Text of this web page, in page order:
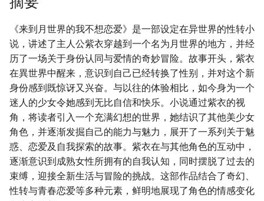
《来到月世界的我不想恋爱》是一部设定在异世界的性转小
说，讲述了主人公紫衣穿越到一个名为月世界的地方，并经
历了一场关于身份认同与爱情的奇妙冒险。故事开头，紫衣
在異世界中醒来，意识到自己已经转换了性别，并对这个新
身份感到既惊讶又兴奋。与以往的体验相比，如今身为一个
迷人的少女令她感到无比自信和快乐。小说通过紫衣的视
角，将读者引入一个充满幻想的世界，她结识了其他美少女
角色，并逐渐发掘自己的能力与魅力，展开了一系列关于魅
惑、恋爱及自我探索的故事。紫衣在与其他角色的互动中，
逐渐意识到成熟女性所拥有的自我认知，同时摆脱了过去的
束缚，迎接全新生活与冒险的挑战。这部作品结合了奇幻、
性转与青春恋爱等多种元素，鲜明地展现了角色的情感变化